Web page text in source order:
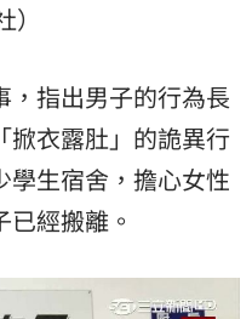
，指出男子的行為長
掀衣露肚」的詭異行
學生宿舍，擔心女性
經搬離。